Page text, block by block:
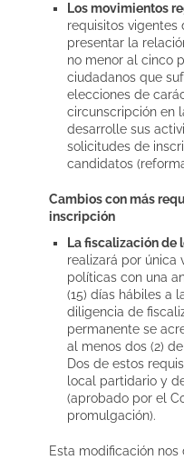
Los movimientos
requisitos vigentes
presentar la
no menor al cinco
ciudadanos que
elecciones de
circunscripción en
desarrolle sus
solicitudes de
candidatos
Cambios con más
inscripción
La fiscalización de
realizará por única
políticas con una
(15) días hábiles a
diligencia de
permanente se
al menos dos (2)
Dos de estos
local partidario y
(aprobado por el
promulgación).
Esta modificación